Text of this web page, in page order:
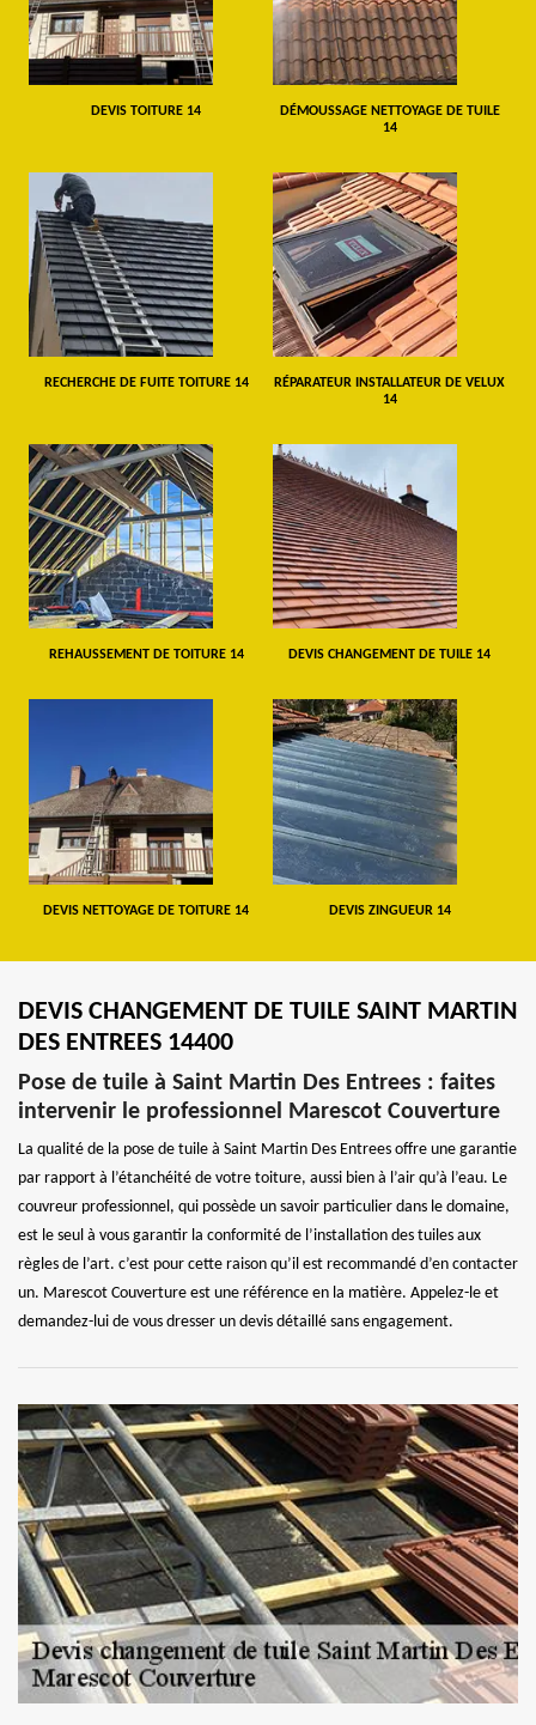
DEVIS TOITURE 14
DÉMOUSSAGE NETTOYAGE DE TUILE
14
RECHERCHE DE FUITE TOITURE 14
RÉPARATEUR INSTALLATEUR DE VELUX
14
REHAUSSEMENT DE TOITURE 14 DEVIS CHANGEMENT DE TUILE 14
DEVIS NETTOYAGE DE TOITURE 14 DEVIS ZINGUEUR 14
DEVIS CHANGEMENT DE TUILE SAINT MARTIN
DES ENTREES 14400
Pose de tuile à Saint Martin Des Entrees : faites
intervenir le professionnel Marescot Couverture
La qualité de la pose de tuile à Saint Martin Des Entrees offre une garantie
par rapport à l’étanchéité de votre toiture, aussi bien à l’air qu’à l’eau. Le
couvreur professionnel, qui possède un savoir particulier dans le domaine,
est le seul à vous garantir la conformité de l’installation des tuiles aux
règles de l’art. c’est pour cette raison qu’il est recommandé d’en contacter
un. Marescot Couverture est une référence en la matière. Appelez-le et
demandez-lui de vous dresser un devis détaillé sans engagement.